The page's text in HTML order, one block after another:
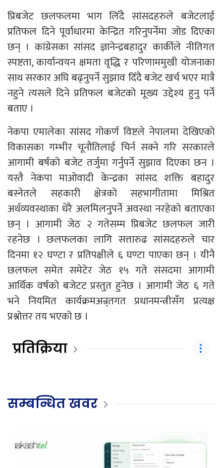
प्रिबजेट छलफलमा भाग लिँदै सांसदहरुले बजेटलाई
प्रतिफल दिने पूर्वाधारमा केन्द्रित गरिनुपर्नेमा जोड दिएका
छन् । कांग्रेसका सांसद ज्ञानेन्द्रबहादुर कार्कीले नीतिगत
स्पष्टता, कार्यान्वयन क्षमता वृद्धि र परिणाममुखी योजनाका
साथ सरकार अघि बढ्नुपर्ने सुझाव दिँदै बजेट खर्च भएर मात्रै
नहुने त्यसले दिने प्रतिफल बजेटको मूख्य उद्देश्य हुनु पर्ने
बताए ।
नेकपा एमालेका सांसद गोकर्ण विष्टले नेपालमा देखिएको
विकासका गम्भीर चूनौतिलाई चिर्न सक्ने गरि सरकारले
आगामी बर्षको बजेट तर्जुमा गर्नुपर्ने सुझाव दिएका छन ।
यस्तै नेकपा माओवादी केन्द्रका सांसद शक्ति बहादुर
बस्नेतले सहकारी क्षेत्रको सहभागीतामा मिश्रित
अर्थव्यवस्थाका धेरै अलमिलनुपर्ने अवस्था नरहेको बताएका
छन् । आगामी जेठ २ गतेसम्म प्रिबजेट छलफल जारी
रहनेछ । छलफलका लागि सत्तारुढ सांसदहरुले चार
दिनमा १२ घण्टा र प्रतिपक्षीले ६ घण्टा पाएका छन् । यीनै
छलफल समेत समेटेर जेठ १५ गते संसदमा आगामी
आर्थिक वर्षको बजेटट प्रस्तुत हुनेछ । आगामी जेठ ६ गते
भने नियमित कार्यक्रमअन्र्तगत प्रधानमन्त्रीसँग प्रत्यक्ष
प्रश्नोत्तर तय भएको छ ।
प्रतिक्रिया
सम्बन्धित खवर